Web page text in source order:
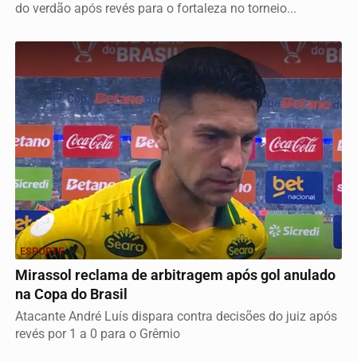
do verdão após revés para o fortaleza no torneio...
ESPORTE
Mirassol reclama de arbitragem após gol anulado
na Copa do Brasil
Atacante André Luís dispara contra decisões do juiz após
revés por 1 a 0 para o Grêmio